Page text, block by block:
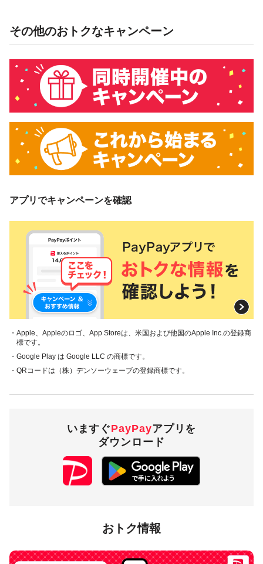
その他のおトクなキャンペーン
アプリでキャンペーンを確認
・Apple、Appleのロゴ、App Storeは、米国および他国のApple Inc.の登録商
標です。
・Google Play は Google LLC の商標です。
・QRコードは（株）デンソーウェーブの登録商標です。
いますぐPayPayアプリを
ダウンロード
おトク情報